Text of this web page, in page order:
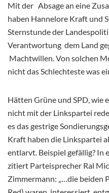
Mit der Absage an eine
haben Hannelore Kraft und
Sternstunde der
Verantwortung dem Land
Machtwillen. Von solchen
nicht das Schlechteste was
Hätten Grüne und SPD, wie
nicht mit der Linkspartei
es das gestrige
Kraft haben die Linkspartei
entlarvt. Beispiel gefällig? In
zitiert Parteisprecher Ral
Zimmermann: „…die beiden